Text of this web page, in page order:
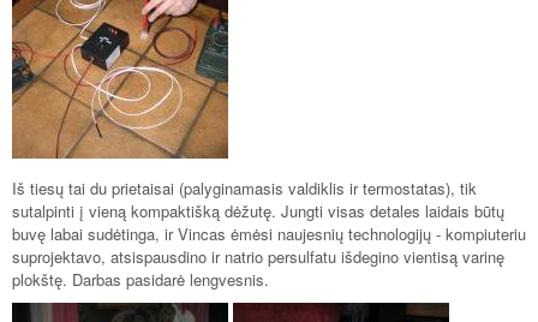
Iš tiesų tai du prietaisai (palyginamasis valdiklis ir termostatas), tik
sutalpinti į vieną kompaktišką dėžutę. Jungti visas detales laidais būtų
buvę labai sudėtinga, ir Vincas ėmėsi naujesnių technologijų - kompiuteriu
suprojektavo, atsispausdino ir natrio persulfatu išdegino vientisą varinę
plokštę. Darbas pasidarė lengvesnis.